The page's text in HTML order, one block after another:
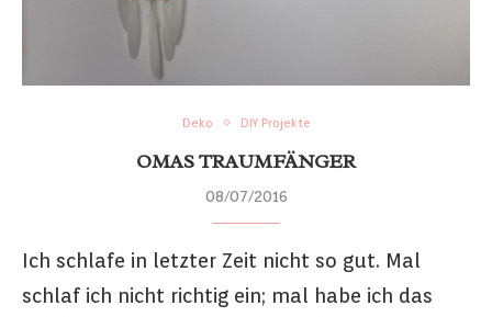
Deko DIY Projekte
OMAS TRAUMFÄNGER
08/07/2016
Ich schlafe in letzter Zeit nicht so gut. Mal
schlaf ich nicht richtig ein; mal habe ich das